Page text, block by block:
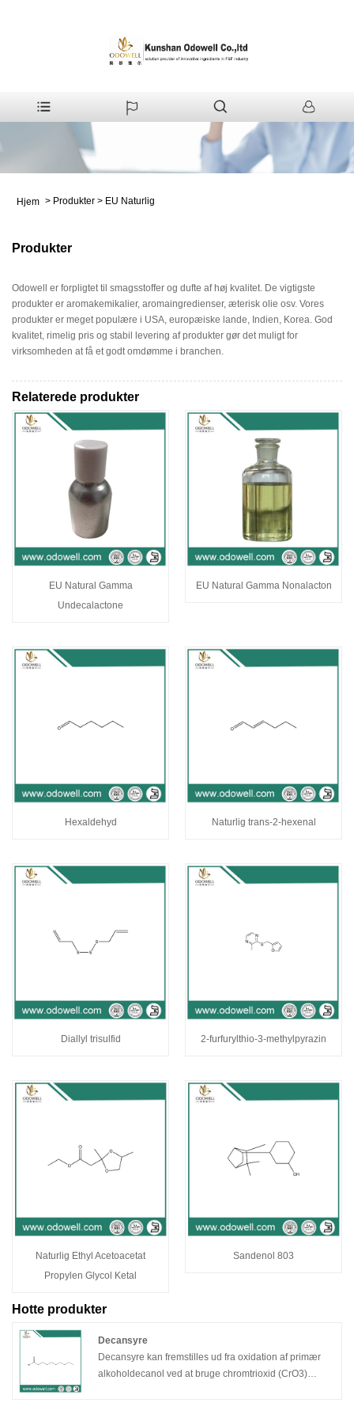
Hjem > Produkter > EU Naturlig
Produkter
Odowell er forpligtet til smagsstoffer og dufte af høj kvalitet. De vigtigste
produkter er aromakemikalier, aromaingredienser, æterisk olie osv. Vores
produkter er meget populære i USA, europæiske lande, Indien, Korea. God
kvalitet, rimelig pris og stabil levering af produkter gør det muligt for
virksomheden at få et godt omdømme i branchen.
Relaterede produkter
EU Natural Gamma
Undecalactone
EU Natural Gamma Nonalacton
Hexaldehyd Naturlig trans-2-hexenal
Diallyl trisulfid 2-furfurylthio-3-methylpyrazin
Naturlig Ethyl Acetoacetat
Propylen Glycol Ketal
Sandenol 803
Hotte produkter
Decansyre
Decansyre kan fremstilles ud fra oxidation af primær
alkoholdecanol ved at bruge chromtrioxid (CrO3)